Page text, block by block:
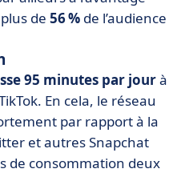
de 56 % de l’audience
95 minutes par jourà
En cela, le réseau
par rapport à la
et autres Snapchat
de consommation deux